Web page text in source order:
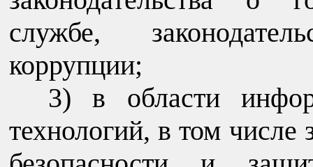
службе,
коррупции;
3) в области
технологий, в том